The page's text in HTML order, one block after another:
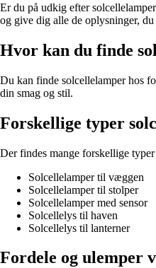
Er du på udkig efter
og give dig alle de oplysninger,
Hvor kan du finde
Du kan finde solcellelamper hos
din smag og stil.
Forskellige typer
Der findes mange forskellige
Solcellelamper til væggen
Solcellelamper til stolper
Solcellelamper med sensor
Solcellelys til haven
Solcellelys til lanterner
Fordele og ulemper